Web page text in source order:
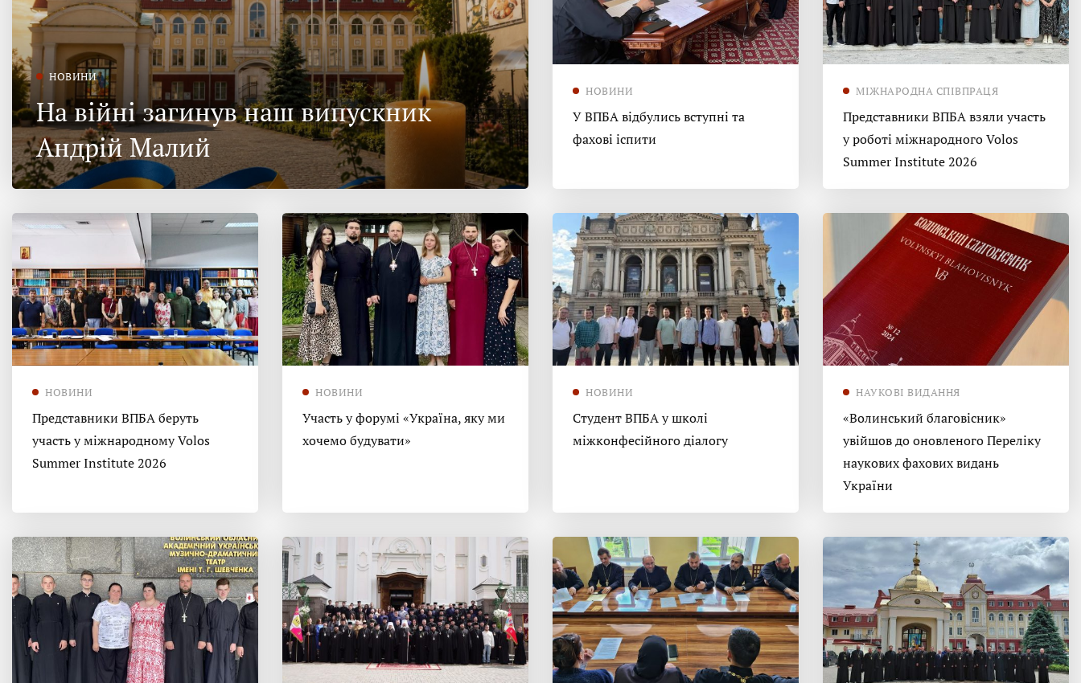
НОВИНИ
На війні загинув наш випускник
Андрій Малий
НОВИНИ
У ВПБА відбулись вступні та
фахові іспити
МІЖНАРОДНА СПІВПРАЦЯ
Представники ВПБА взяли участь
у роботі міжнародного Volos
Summer Institute 2026
НОВИНИ
Представники ВПБА беруть
участь у міжнародному Volos
Summer Institute 2026
НОВИНИ
Участь у форумі «Україна, яку ми
хочемо будувати»
НОВИНИ
Студент ВПБА у школі
міжконфесійного діалогу
НАУКОВІ ВИДАННЯ
«Волинський благовісник»
увійшов до оновленого Переліку
наукових фахових видань
України